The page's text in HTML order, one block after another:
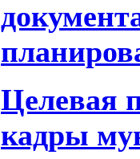
Целевая
кадры